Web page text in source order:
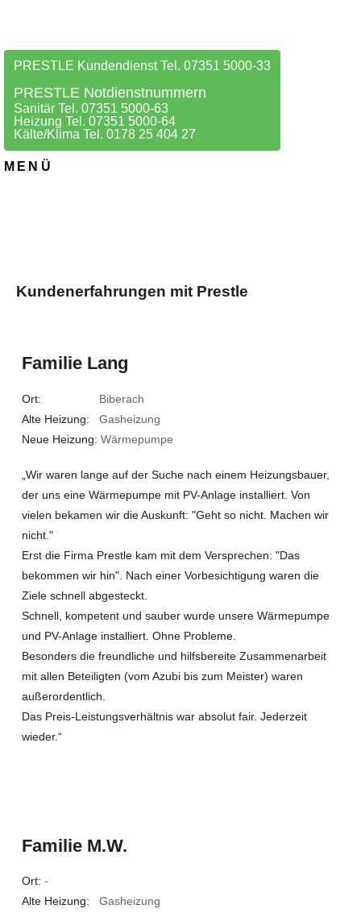
PRESTLE Kundendienst Tel. 07351 5000-33
PRESTLE Notdienstnummern
Sanitär Tel. 07351 5000-63
Heizung Tel. 07351 5000-64
Kälte/Klima Tel. 0178 25 404 27
MENÜ
Kundenerfahrungen mit Prestle
Familie Lang
Ort: Biberach
Alte Heizung: Gasheizung
Neue Heizung: Wärmepumpe
„Wir waren lange auf der Suche nach einem Heizungsbauer,
der uns eine Wärmepumpe mit PV-Anlage installiert. Von
vielen bekamen wir die Auskunft: "Geht so nicht. Machen wir
nicht."
Erst die Firma Prestle kam mit dem Versprechen: "Das
bekommen wir hin". Nach einer Vorbesichtigung waren die
Ziele schnell abgesteckt.
Schnell, kompetent und sauber wurde unsere Wärmepumpe
und PV-Anlage installiert. Ohne Probleme.
Besonders die freundliche und hilfsbereite Zusammenarbeit
mit allen Beteiligten (vom Azubi bis zum Meister) waren
außerordentlich.
Das Preis-Leistungsverhältnis war absolut fair. Jederzeit
wieder.“
Familie M.W.
Ort: -
Alte Heizung: Gasheizung